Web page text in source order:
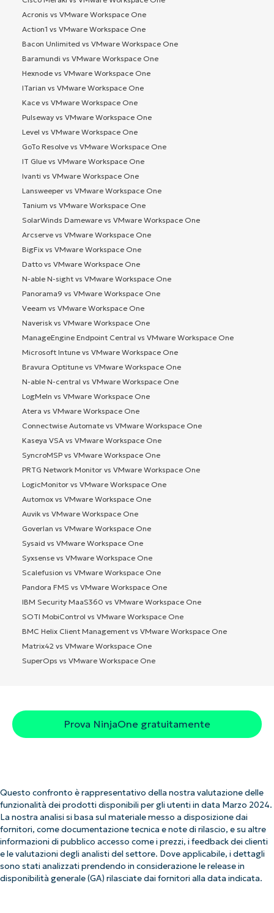
Acronis vs VMware Workspace One
Action1 vs VMware Workspace One
Bacon Unlimited vs VMware Workspace One
Baramundi vs VMware Workspace One
Hexnode vs VMware Workspace One
ITarian vs VMware Workspace One
Kace vs VMware Workspace One
Pulseway vs VMware Workspace One
Level vs VMware Workspace One
GoTo Resolve vs VMware Workspace One
IT Glue vs VMware Workspace One
Ivanti vs VMware Workspace One
Lansweeper vs VMware Workspace One
Tanium vs VMware Workspace One
SolarWinds Dameware vs VMware Workspace One
Arcserve vs VMware Workspace One
BigFix vs VMware Workspace One
Datto vs VMware Workspace One
N-able N-sight vs VMware Workspace One
Panorama9 vs VMware Workspace One
Veeam vs VMware Workspace One
Naverisk vs VMware Workspace One
ManageEngine Endpoint Central vs VMware Workspace One
Microsoft Intune vs VMware Workspace One
Bravura Optitune vs VMware Workspace One
N-able N-central vs VMware Workspace One
LogMeIn vs VMware Workspace One
Atera vs VMware Workspace One
Connectwise Automate vs VMware Workspace One
Kaseya VSA vs VMware Workspace One
SyncroMSP vs VMware Workspace One
PRTG Network Monitor vs VMware Workspace One
LogicMonitor vs VMware Workspace One
Automox vs VMware Workspace One
Auvik vs VMware Workspace One
Goverlan vs VMware Workspace One
Sysaid vs VMware Workspace One
Syxsense vs VMware Workspace One
Scalefusion vs VMware Workspace One
Pandora FMS vs VMware Workspace One
IBM Security MaaS360 vs VMware Workspace One
SOTI MobiControl vs VMware Workspace One
BMC Helix Client Management vs VMware Workspace One
Matrix42 vs VMware Workspace One
SuperOps vs VMware Workspace One
Prova NinjaOne gratuitamente
Questo confronto è rappresentativo della nostra valutazione delle
funzionalità dei prodotti disponibili per gli utenti in data Marzo 2024.
La nostra analisi si basa sul materiale messo a disposizione dai
fornitori, come documentazione tecnica e note di rilascio, e su altre
informazioni di pubblico accesso come i prezzi, i feedback dei clienti
e le valutazioni degli analisti del settore. Dove applicabile, i dettagli
sono stati analizzati prendendo in considerazione le release in
disponibilità generale (GA) rilasciate dai fornitori alla data indicata.